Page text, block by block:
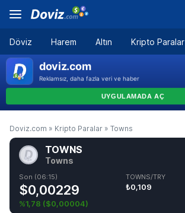
Döviz Harem Altın Kripto Paralar
Doviz.com » Kripto Paralar » Towns
TOWNS
Towns
Son (06:15)
$0,00229
%1,78 ($0,00004)
TOWNS/TRY
₺0,109